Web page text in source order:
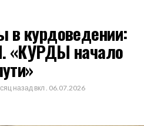
вбрасывают в
к межнациональной розни
общество не только
но и против всего
проста: расшатать
посеять хаос и «ловить
поэтому не стану
в курдоведении:
«КУРДЫ начало
назад вкл . 06.07.2026